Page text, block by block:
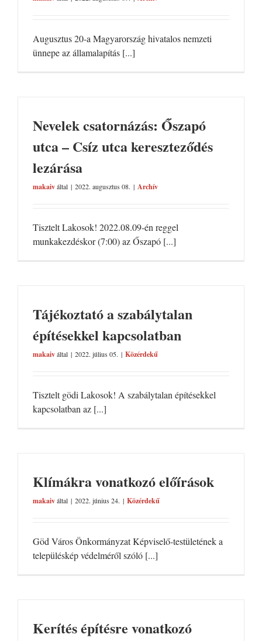
Augusztus 20-a Magyarország hivatalos nemzeti
ünnepe az államalapítás [...]
Nevelek csatornázás: Őszapó
utca – Csíz utca kereszteződés
lezárása
makaiváltal | 2022. augusztus 08. | Archív
Tisztelt Lakosok! 2022.08.09-én reggel
munkakezdéskor (7:00) az Őszapó [...]
Tájékoztató a szabálytalan
építésekkel kapcsolatban
makaiváltal | 2022. július 05. | Közérdekű
Tisztelt gödi Lakosok! A szabálytalan építésekkel
kapcsolatban az [...]
Klímákra vonatkozó előírások
makaiváltal | 2022. június 24. | Közérdekű
Göd Város Önkormányzat Képviselő-testületének a
településkép védelméről szóló [...]
Kerítés építésre vonatkozó